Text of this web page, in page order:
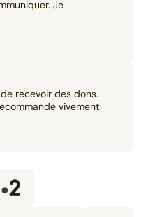
Je
recevoir des dons.
vivement.